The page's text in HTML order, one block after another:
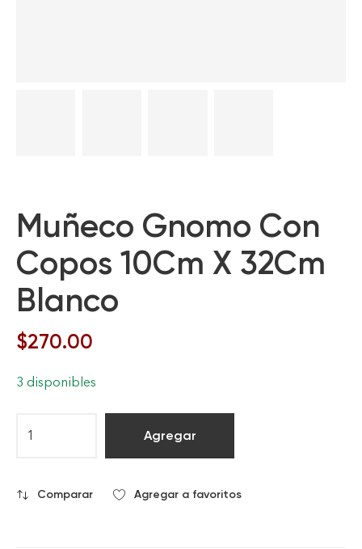
Muñeco Gnomo Con
Copos 10Cm X 32Cm
Blanco
$270.00
3 disponibles
Agregar
Comparar Agregar a favoritos